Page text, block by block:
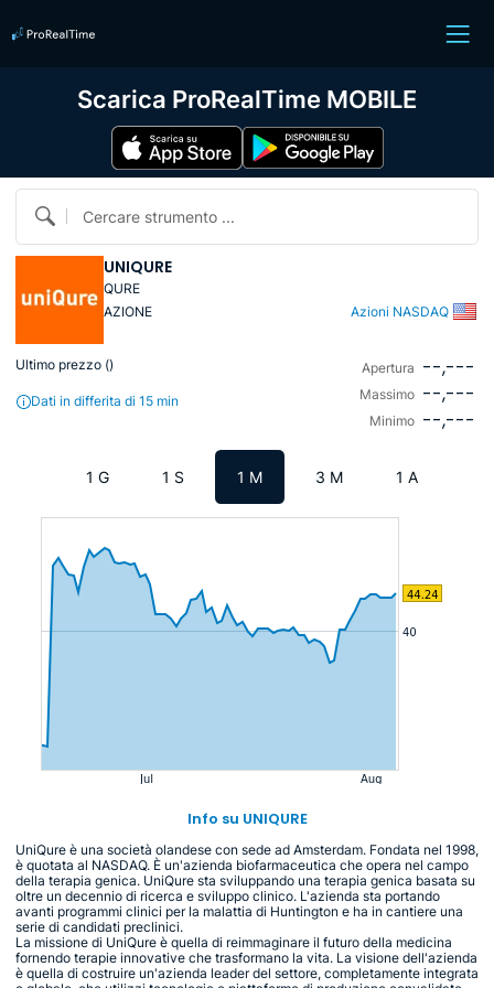
Cercare strumento ...
UNIQURE
QURE
AZIONE
Azioni NASDAQ
Ultimo prezzo ()
Dati in differita di 15 min
Apertura --,---
Massimo --,---
Minimo --,---
1 G 1 S 1 M 3 M 1 A
Info su UNIQURE
UniQure è una società olandese con sede ad Amsterdam. Fondata nel 1998,
è quotata al NASDAQ. È un'azienda biofarmaceutica che opera nel campo
della terapia genica. UniQure sta sviluppando una terapia genica basata su
oltre un decennio di ricerca e sviluppo clinico. L'azienda sta portando
avanti programmi clinici per la malattia di Huntington e ha in cantiere una
serie di candidati preclinici.
La missione di UniQure è quella di reimmaginare il futuro della medicina
fornendo terapie innovative che trasformano la vita. La visione dell'azienda
è quella di costruire un'azienda leader del settore, completamente integrata
Scarica ProRealTime MOBILE